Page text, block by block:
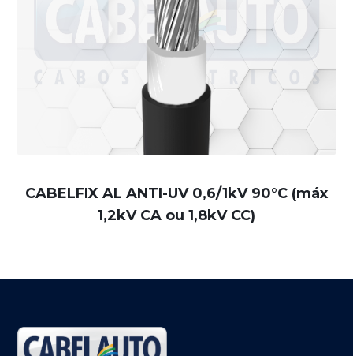
CABELFIX AL ANTI-UV 0,6/1kV 90°C (máx
1,2kV CA ou 1,8kV CC)